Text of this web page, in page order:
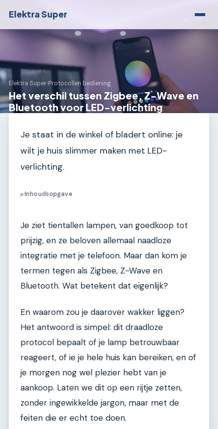
Elektra Super
Elektra Super›Protocollen bediening
Het verschil tussen Zigbee, Z-Wave en
Bluetooth voor LED-verlichting
Je staat in de winkel of bladert online: je
wilt je huis slimmer maken met LED-
verlichting.
▶Inhoudsopgave
Je ziet tientallen lampen, van goedkoop tot
prijzig, en ze beloven allemaal naadloze
integratie met je telefoon. Maar dan kom je
termen tegen als Zigbee, Z-Wave en
Bluetooth. Wat betekent dat eigenlijk?
En waarom zou je daarover wakker liggen?
Het antwoord is simpel: dit draadloze
protocol bepaalt of je lamp betrouwbaar
reageert, of ie je hele huis kan bereiken, en of
je morgen nog wel plezier hebt van je
aankoop. Laten we dit op een rijtje zetten,
zonder ingewikkelde jargon, maar met de
feiten die er echt toe doen.